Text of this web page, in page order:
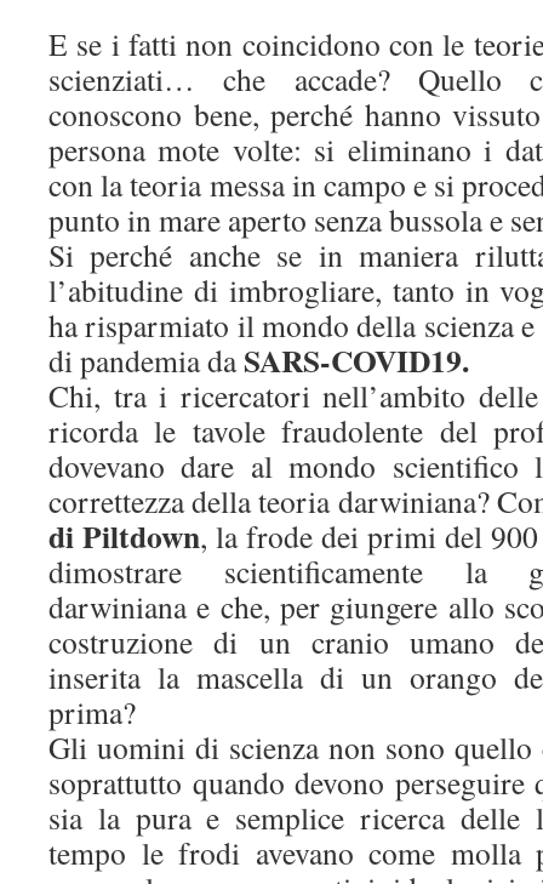
E se i fatti non coincidono con le
scienziati… che accade? Quello
conoscono bene, perché hanno
persona mote volte: si eliminano i
con la teoria messa in campo e si
punto in mare aperto senza bussola e
Si perché anche se in maniera
l’abitudine di imbrogliare, tanto in
ha risparmiato il mondo della scienza
di pandemia daSARS-COVID19.
Chi, tra i ricercatori nell’ambito
ricorda le tavole fraudolente del
dovevano dare al mondo scientifico
correttezza della teoria darwiniana?
di Piltdown, la frode dei primi del 900
dimostrare scientificamente la
darwiniana e che, per giungere allo
costruzione di un cranio umano
inserita la mascella di un orango
prima?
Gli uomini di scienza non sono
soprattutto quando devono perseguire
sia la pura e semplice ricerca delle
tempo le frodi avevano come molla